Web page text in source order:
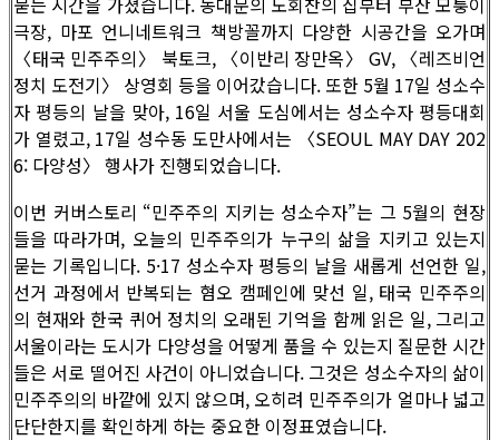
극장, 마포 언니네트워크 책방꼴까지 다양한 시공간을 오가며
〈태국 민주주의〉 북토크, 〈이반리 장만옥〉 GV, 〈레즈비언
정치 도전기〉 상영회 등을 이어갔습니다. 또한 5월 17일 성소수
자 평등의 날을 맞아, 16일 서울 도심에서는 성소수자 평등대회
가 열렸고, 17일 성수동 도만사에서는 〈SEOUL MAY DAY 202
6: 다양성〉 행사가 진행되었습니다.
이번 커버스토리 “민주주의 지키는 성소수자”는 그 5월의 현장
들을 따라가며, 오늘의 민주주의가 누구의 삶을 지키고 있는지
묻는 기록입니다. 5·17 성소수자 평등의 날을 새롭게 선언한 일,
선거 과정에서 반복되는 혐오 캠페인에 맞선 일, 태국 민주주의
의 현재와 한국 퀴어 정치의 오래된 기억을 함께 읽은 일, 그리고
서울이라는 도시가 다양성을 어떻게 품을 수 있는지 질문한 시간
들은 서로 떨어진 사건이 아니었습니다. 그것은 성소수자의 삶이
민주주의의 바깥에 있지 않으며, 오히려 민주주의가 얼마나 넓고
단단한지를 확인하게 하는 중요한 이정표였습니다.